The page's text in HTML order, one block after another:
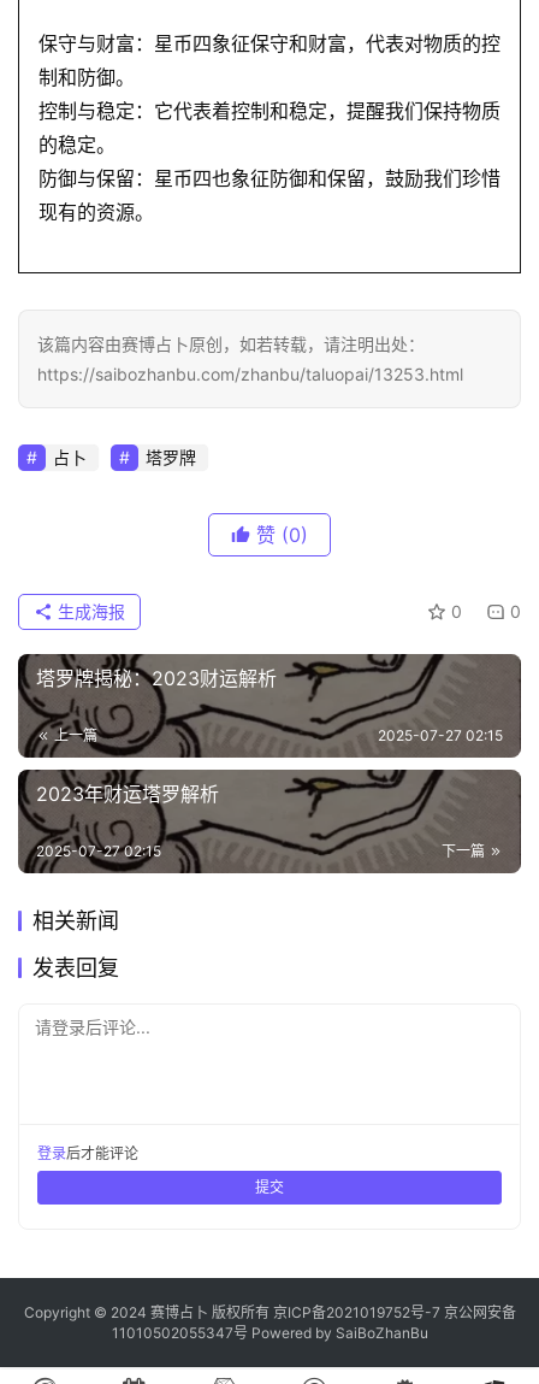
保守与财富：星币四象征保守和财富，代表对物质的控
制和防御。
控制与稳定：它代表着控制和稳定，提醒我们保持物质
的稳定。
防御与保留：星币四也象征防御和保留，鼓励我们珍惜
现有的资源。
该篇内容由赛博占卜原创，如若转载，请注明出处：
https://saibozhanbu.com/zhanbu/taluopai/13253.html
占卜 塔罗牌
赞 (0)
0 0
生成海报
塔罗牌揭秘：2023财运解析
上一篇 2025-07-27 02:15
2023年财运塔罗解析
下一篇
2025-07-27 02:15
相关新闻
发表回复
请登录后评论...
登录后才能评论
提交
Copyright © 2024 赛博占卜 版权所有 京ICP备2021019752号-7 京公网安备
11010502055347号 Powered by SaiBoZhanBu